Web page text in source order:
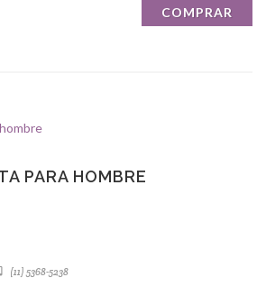
COMPRAR
PARA HOMBRE
(11) 5368-5238